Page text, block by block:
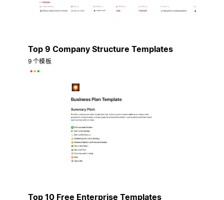
Top 9 Company Structure Templates
9 个模板
Top 10 Free Enterprise Templates